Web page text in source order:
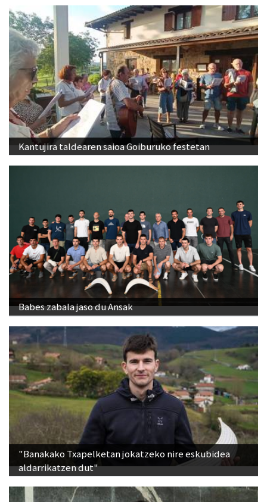
Kantujira taldearen saioa Goiburuko festetan
Babes zabala jaso du Ansak
"Banakako Txapelketan jokatzeko nire eskubidea
aldarrikatzen dut"